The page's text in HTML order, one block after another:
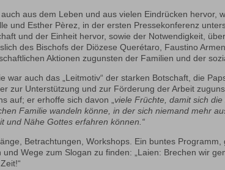
aus dem Leben und aus vielen Eindrücken hervor,
und Esther Pèrez, in der ersten Pressekonferenz
und der Einheit hervor, sowie der Notwendigkeit,
des Bischofs der Diözese Querétaro, Faustino
Aktionen zugunsten der Familien und der
war auch das „Leitmotiv“ der starken Botschaft, die
zur Unterstützung und zur Förderung der Arbeit
auf; er erhoffe sich davon „ viele Früchte, damit sich
Familie wandeln könne, in der sich niemand mehr
und Nähe Gottes erfahren können.“
Betrachtungen, Workshops. Ein buntes
und Wege zum Slogan zu finden: „Laien: Brechen wir